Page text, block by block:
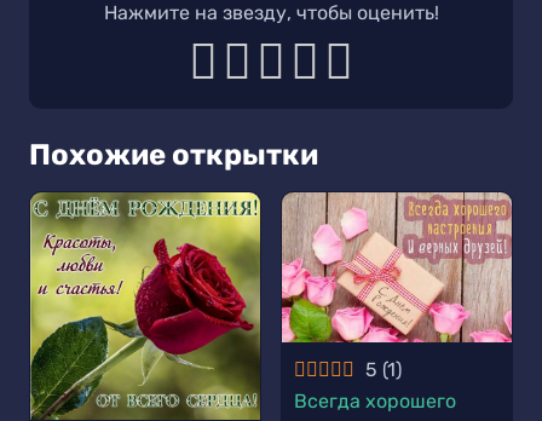
Нажмите на звезду, чтобы оценить!
Похожие открытки
5 (1)
Всегда хорошего